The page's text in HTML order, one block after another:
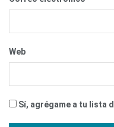
Web
Sí, agrégame a tu lista